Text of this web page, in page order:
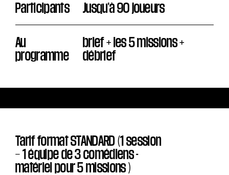
Participants Jusqu'à 90 joueurs
Au
programme
brief + les 5 missions +
débrief
Tarif format STANDARD (1 session
– 1 équipe de 3 comédiens -
matériel pour 5 missions )